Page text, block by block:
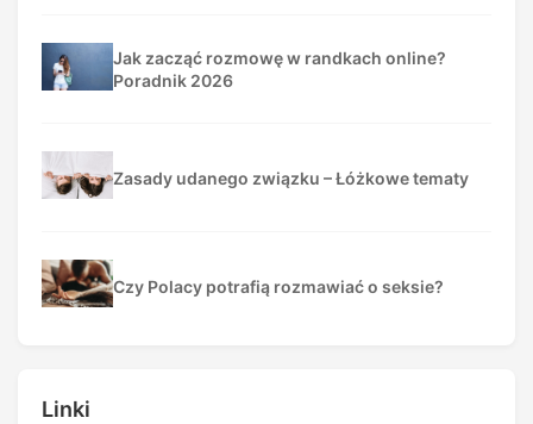
Jak zacząć rozmowę w randkach online?
Poradnik 2026
Zasady udanego związku – Łóżkowe tematy
Czy Polacy potrafią rozmawiać o seksie?
Linki